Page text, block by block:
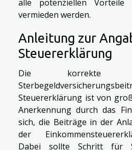
alle potenziellen
vermieden werden.
Anleitung zur
Steuererklärung
Die korrekte
Steuererklärung ist von
Anerkennung durch das
sich, die Beiträge in der
der
Dabei sollte Schritt für